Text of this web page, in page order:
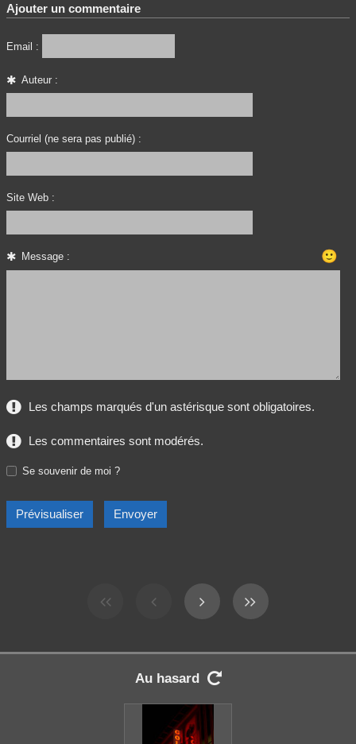
Ajouter un commentaire
Email :
Auteur :
Courriel (ne sera pas publié) :
Site Web :
Message : 🙂
Les champs marqués d'un astérisque sont obligatoires.
Les commentaires sont modérés.
Se souvenir de moi ?
Au hasard 